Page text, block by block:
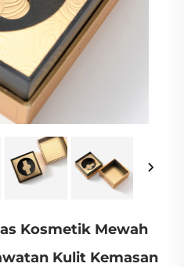
Kosmetik Mewah
Kulit Kemasan